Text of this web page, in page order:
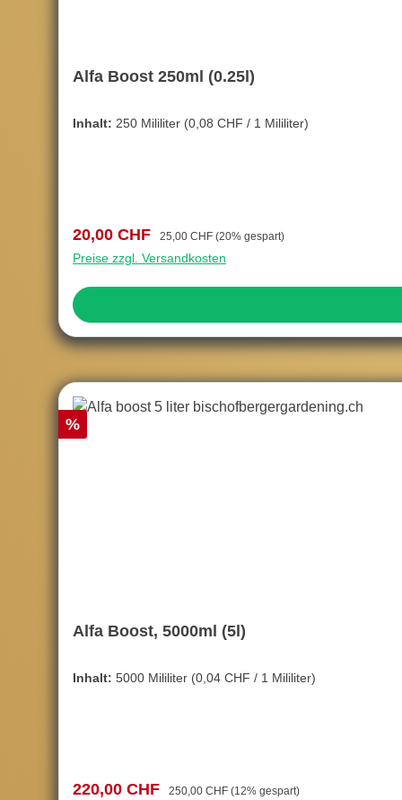
Alfa Boost 250ml (0.25l)
Inhalt: 250 Mililiter (0,08 CHF / 1 Mililiter)
Verkaufspreis:
20,00 CHF Regulärer Preis:
25,00 CHF (20% gespart)
Preise zzgl. Versandkosten
Rabatt
%
Alfa Boost, 5000ml (5l)
Inhalt: 5000 Mililiter (0,04 CHF / 1 Mililiter)
Verkaufspreis:
220,00 CHF Regulärer Preis:
250,00 CHF (12% gespart)